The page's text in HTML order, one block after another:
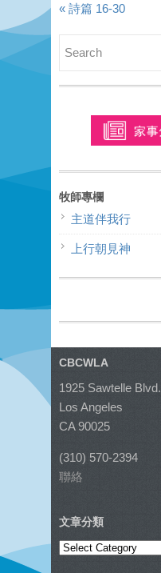
« 詩篇 16-30
牧師專欄
主道伴我行
上行朝見神
CBCWLA
1925 Sawtelle Blvd.
Los Angeles
CA 90025
(310) 570-2394
聯絡
文章分類
文